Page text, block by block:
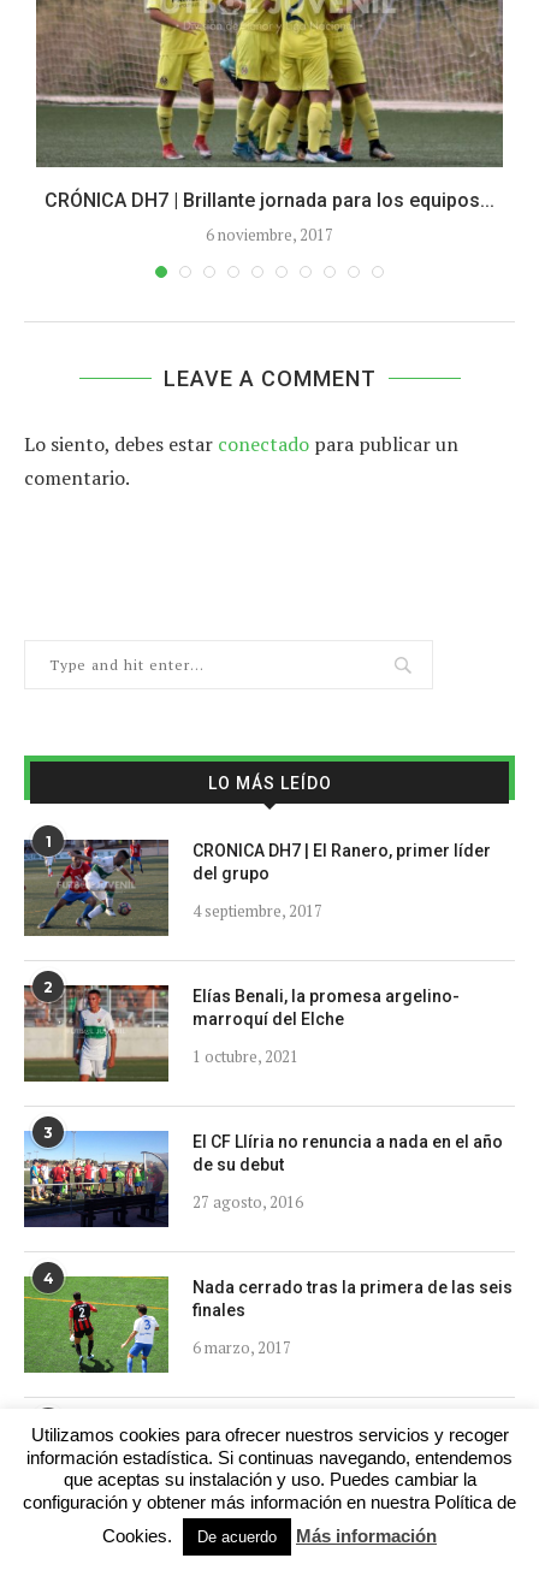
CRÓNICA DH7 | Brillante jornada para los equipos...
6 noviembre, 2017
LEAVE A COMMENT
Lo siento, debes estar conectado para publicar un
comentario.
LO MÁS LEÍDO
1
CRONICA DH7 | El Ranero, primer líder
del grupo
4 septiembre, 2017
2
Elías Benali, la promesa argelino-
marroquí del Elche
1 octubre, 2021
3
El CF Llíria no renuncia a nada en el año
de su debut
27 agosto, 2016
4
Nada cerrado tras la primera de las seis
finales
6 marzo, 2017
5
CRÓNICA DH2B. El Athletic se desmarca
en el liderato
21 enero, 2021
Utilizamos cookies para ofrecer nuestros servicios y recoger
información estadística. Si continuas navegando, entendemos
que aceptas su instalación y uso. Puedes cambiar la
configuración y obtener más información en nuestra Política de
Cookies.
De acuerdo Más información